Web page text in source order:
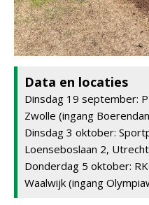
Data en locaties
Dinsdag 19 september:
Zwolle (ingang
Dinsdag 3 oktober:
Loenseboslaan 2, Utrecht
Donderdag 5 oktober:
Waalwijk (ingang